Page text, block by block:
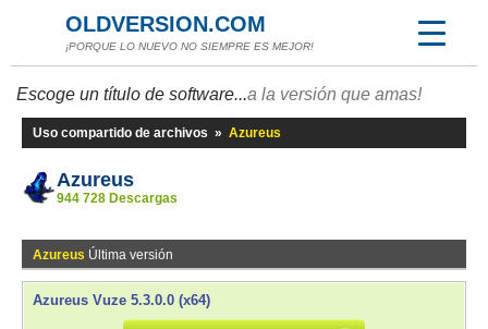
OLDVERSION.COM
¡PORQUE LO NUEVO NO SIEMPRE ES MEJOR!
Escoge un título de software...a la versión que amas!
Uso compartido de archivos » Azureus
Azureus
944 728 Descargas
Azureus Última versión
Azureus Vuze 5.3.0.0 (x64)